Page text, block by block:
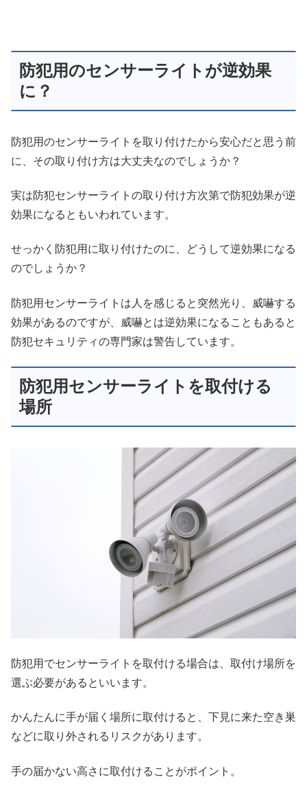
防犯用のセンサーライトが逆効果
に？
防犯用のセンサーライトを取り付けたから安心だと思う前
に、その取り付け方は大丈夫なのでしょうか？
実は防犯センサーライトの取り付け方次第で防犯効果が逆
効果になるともいわれています。
せっかく防犯用に取り付けたのに、どうして逆効果になる
のでしょうか？
防犯用センサーライトは人を感じると突然光り、威嚇する
効果があるのですが、威嚇とは逆効果になることもあると
防犯セキュリティの専門家は警告しています。
防犯用センサーライトを取付ける
場所
防犯用でセンサーライトを取付ける場合は、取付け場所を
選ぶ必要があるといいます。
かんたんに手が届く場所に取付けると、下見に来た空き巣
などに取り外されるリスクがあります。
手の届かない高さに取付けることがポイント。